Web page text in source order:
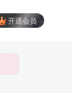
开通会员